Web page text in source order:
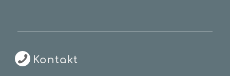
Kontakt